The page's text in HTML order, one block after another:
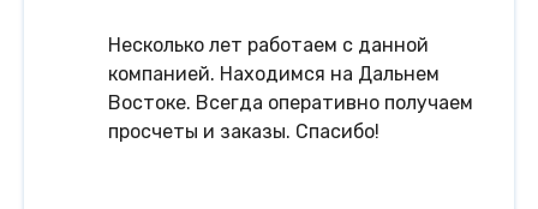
Несколько лет работаем с данной
компанией. Находимся на Дальнем
Востоке. Всегда оперативно получаем
просчеты и заказы. Спасибо!